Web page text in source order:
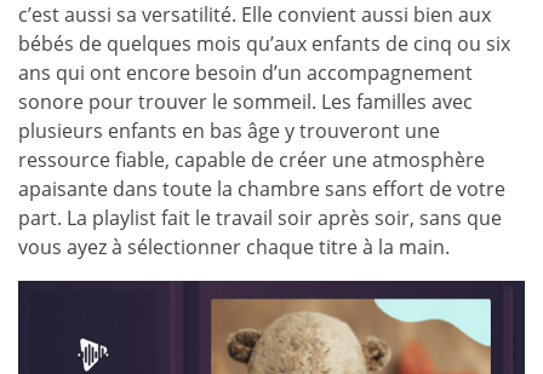
c’est aussi sa versatilité. Elle convient aussi bien aux
bébés de quelques mois qu’aux enfants de cinq ou six
ans qui ont encore besoin d’un accompagnement
sonore pour trouver le sommeil. Les familles avec
plusieurs enfants en bas âge y trouveront une
ressource fiable, capable de créer une atmosphère
apaisante dans toute la chambre sans effort de votre
part. La playlist fait le travail soir après soir, sans que
vous ayez à sélectionner chaque titre à la main.